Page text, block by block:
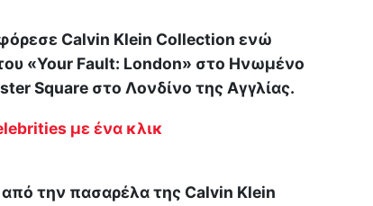
Calvin Klein Collection ενώ
«Your Fault: London» στο Ηνωμένο
Square στο Λονδίνο της Αγγλίας.
με ένα κλικ
την πασαρέλα της Calvin Klein